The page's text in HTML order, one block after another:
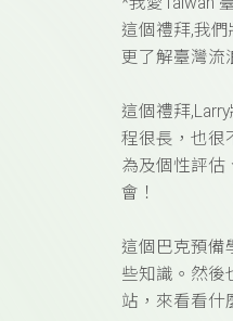
這個禮拜,我們
更了解臺灣流
這個禮拜
程很長，也很
為及個性評估
會！
這個巴克預備
些知識。然後
站，來看看什